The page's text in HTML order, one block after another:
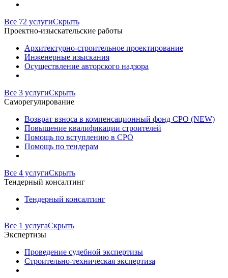
Все 72 услугиСкрыть
Проектно-изыскательские работы
Архитектурно-строительное проектирование
Инженерные изыскания
Осуществление авторского надзора
Все 3 услугиСкрыть
Саморегулирование
Возврат взноса в компенсационный фонд СРО (NEW)
Повышение квалификации строителей
Помощь по вступлению в СРО
Помощь по тендерам
Все 4 услугиСкрыть
Тендерный консалтинг
Тендерный консалтинг
Все 1 услугаСкрыть
Экспертизы
Проведение судебной экспертизы
Строительно-техническая экспертиза